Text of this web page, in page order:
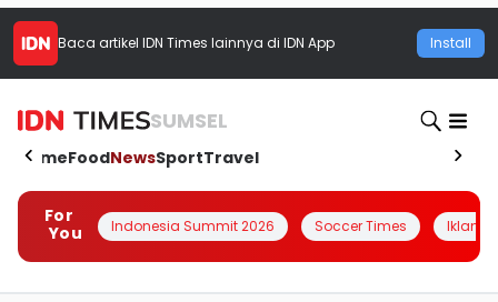
Baca artikel IDN Times lainnya di IDN App Install
SUMSEL
HomeFoodNewsSportTravel
For
You
Indonesia Summit 2026 Soccer Times Iklanin